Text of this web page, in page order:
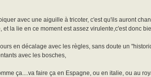
avec une aiguille à tricoter, c'est qu'ils auront
la lie en ce moment est assez virulente,c'est donc
en décalage avec les règles, sans doute un
avec les bosches,
ça....va faire ça en Espagne, ou en italie, ou au